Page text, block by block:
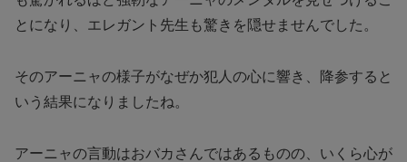
とになり、エレガント先生も驚きを隠せませんでした。
そのアーニャの様子がなぜか犯人の心に響き、降参すると
いう結果になりましたね。
アーニャの言動はおバカさんではあるものの、いくら心が